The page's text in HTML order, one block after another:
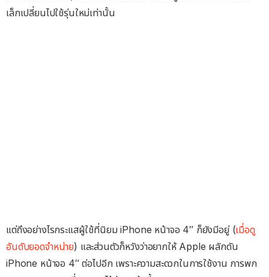
เล็กเปลี่ยนไปใช้รุ่นใหม่เท่านั้น
แต่ถึงอย่างไรกระแสผู้ใช้ที่นิยม iPhone หน้าจอ 4″ ก็ยังมีอยู่ (เมื่อดู
อันดับยอดจำหน่าย) และส่วนตัวก็หวังว่าอยากให้ Apple ผลักดัน
iPhone หน้าจอ 4″ ต่อไปอีก เพราะความสะดวกในการใช้งาน การพก